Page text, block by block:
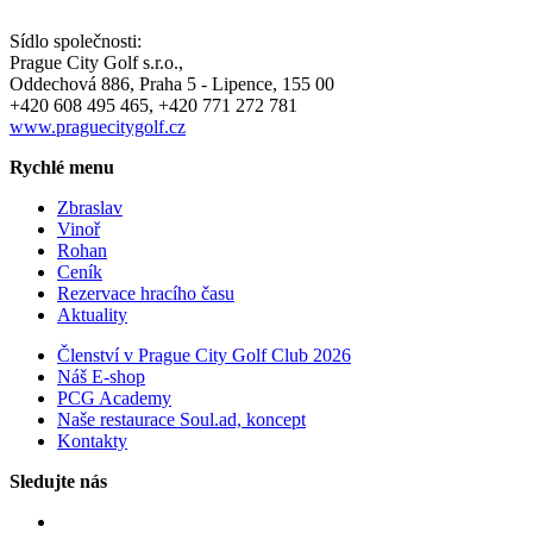
Sídlo společnosti:
Prague City Golf s.r.o.,
Oddechová 886, Praha 5 - Lipence, 155 00
+420 608 495 465, +420 771 272 781
www.praguecitygolf.cz
Rychlé menu
Zbraslav
Vinoř
Rohan
Ceník
Rezervace hracího času
Aktuality
Členství v Prague City Golf Club 2026
Náš E-shop
PCG Academy
Naše restaurace Soul.ad, koncept
Kontakty
Sledujte nás